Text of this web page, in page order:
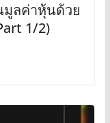
มูลค่าหุ้นด้วย
1/2)